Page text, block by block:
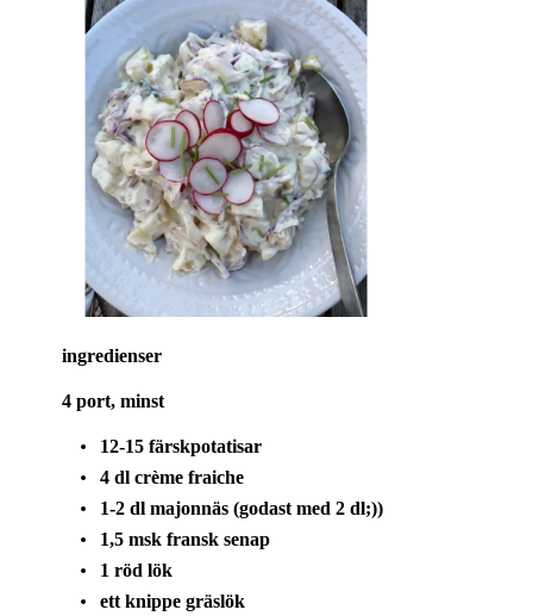
ingredienser
4 port, minst
12-15 färskpotatisar
4 dl crème fraiche
1-2 dl majonnäs (godast med 2 dl;))
1,5 msk fransk senap
1 röd lök
ett knippe gräslök